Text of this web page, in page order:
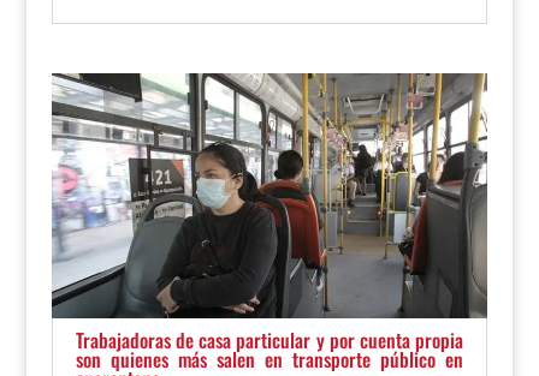
Trabajadoras de casa particular y por cuenta propia
son quienes más salen en transporte público en